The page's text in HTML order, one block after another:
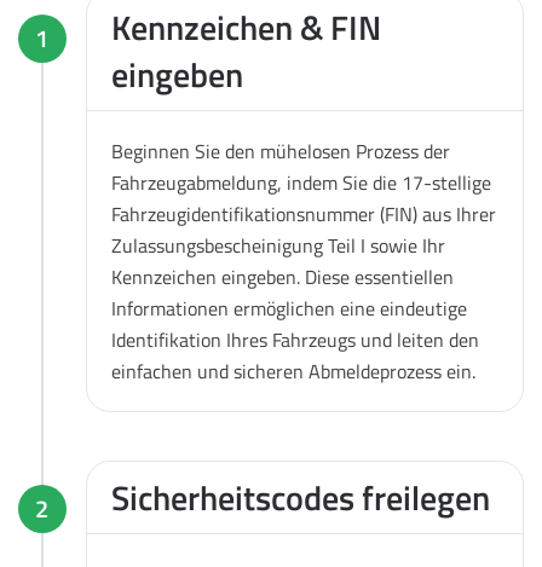
1
Kennzeichen & FIN
eingeben
Beginnen Sie den mühelosen Prozess der
Fahrzeugabmeldung, indem Sie die 17-stellige
Fahrzeugidentifikationsnummer (FIN) aus Ihrer
Zulassungsbescheinigung Teil I sowie Ihr
Kennzeichen eingeben. Diese essentiellen
Informationen ermöglichen eine eindeutige
Identifikation Ihres Fahrzeugs und leiten den
einfachen und sicheren Abmeldeprozess ein.
2 Sicherheitscodes freilegen